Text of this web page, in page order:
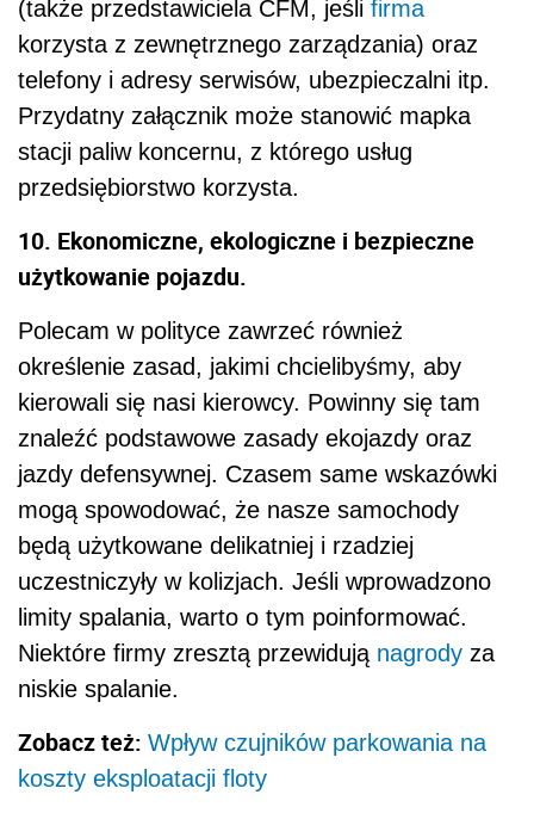
(także przedstawiciela CFM, jeśli firma
korzysta z zewnętrznego zarządzania) oraz
telefony i adresy serwisów, ubezpieczalni itp.
Przydatny załącznik może stanowić mapka
stacji paliw koncernu, z którego usług
przedsiębiorstwo korzysta.
10. Ekonomiczne, ekologiczne i bezpieczne
użytkowanie pojazdu.
Polecam w polityce zawrzeć również
określenie zasad, jakimi chcielibyśmy, aby
kierowali się nasi kierowcy. Powinny się tam
znaleźć podstawowe zasady ekojazdy oraz
jazdy defensywnej. Czasem same wskazówki
mogą spowodować, że nasze samochody
będą użytkowane delikatniej i rzadziej
uczestniczyły w kolizjach. Jeśli wprowadzono
limity spalania, warto o tym poinformować.
Niektóre firmy zresztą przewidują nagrody za
niskie spalanie.
Zobacz też: Wpływ czujników parkowania na
koszty eksploatacji floty